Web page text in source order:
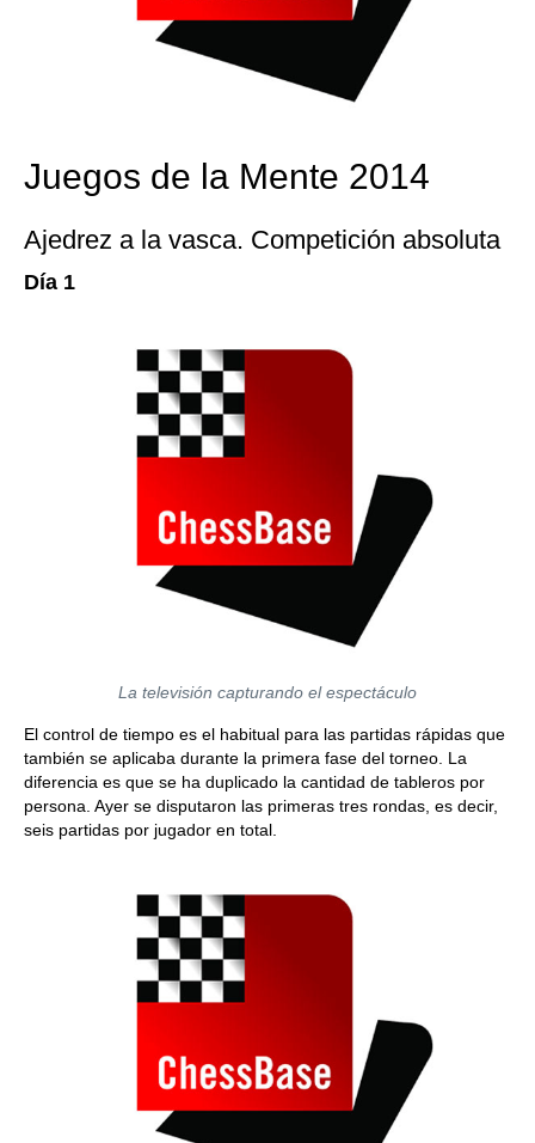
Juegos de la Mente 2014
Ajedrez a la vasca. Competición absoluta
Día 1
La televisión capturando el espectáculo
El control de tiempo es el habitual para las partidas rápidas que
también se aplicaba durante la primera fase del torneo. La
diferencia es que se ha duplicado la cantidad de tableros por
persona. Ayer se disputaron las primeras tres rondas, es decir,
seis partidas por jugador en total.